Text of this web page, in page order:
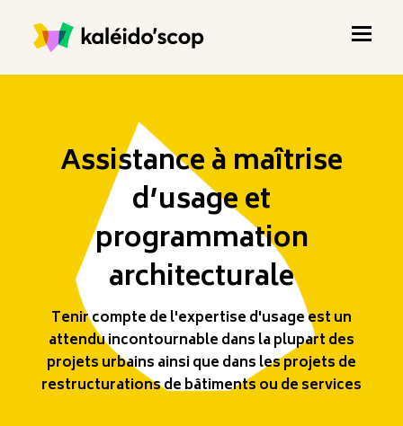
Assistance à maîtrise
d’usage et
programmation
architecturale
Tenir compte de l'expertise d'usage est un
attendu incontournable dans la plupart des
projets urbains ainsi que dans les projets de
restructurations de bâtiments ou de services